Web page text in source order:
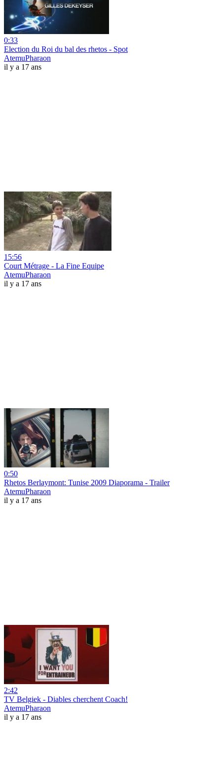
0:33
Election du Roi du bal des rhetos - Spot
AtemuPharaon
il y a 17 ans
15:56
Court Métrage - La Fine Equipe
AtemuPharaon
il y a 17 ans
0:50
Rhetos Berlaymont: Tunise 2009 Diaporama - Trailer
AtemuPharaon
il y a 17 ans
2:42
TV Belgiek - Diables cherchent Coach!
AtemuPharaon
il y a 17 ans